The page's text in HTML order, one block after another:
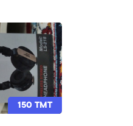
150 TMT